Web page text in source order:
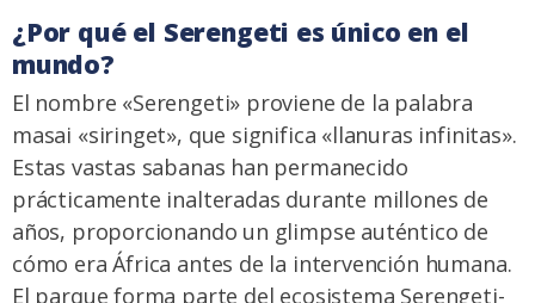
¿Por qué el Serengeti es único en el
mundo?
El nombre «Serengeti» proviene de la palabra
masai «siringet», que significa «llanuras infinitas».
Estas vastas sabanas han permanecido
prácticamente inalteradas durante millones de
años, proporcionando un glimpse auténtico de
cómo era África antes de la intervención humana.
El parque forma parte del ecosistema Serengeti-